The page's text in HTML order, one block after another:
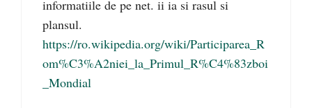
informatiile de pe net. ii ia si rasul si
plansul.
https://ro.wikipedia.org/wiki/Participarea_R
om%C3%A2niei_la_Primul_R%C4%83zboi
_Mondial